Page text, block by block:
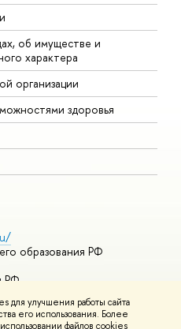
для улучшения работы сайта
его использования. Более
файлов cookies
об имуществе и
характера
организации
здоровья
образования РФ
РФ